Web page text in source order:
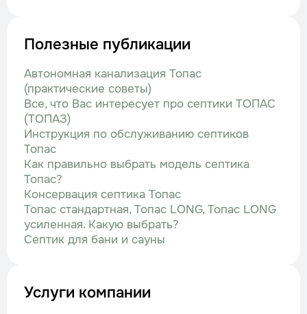
Полезные публикации
Автономная канализация Топас
(практические советы)
Все, что Вас интересует про септики ТОПАС
(ТОПАЗ)
Инструкция по обслуживанию септиков
Топас
Как правильно выбрать модель септика
Топас?
Консервация септика Топас
Топас стандартная, Топас LONG, Топас LONG
усиленная. Какую выбрать?
Септик для бани и сауны
Услуги компании